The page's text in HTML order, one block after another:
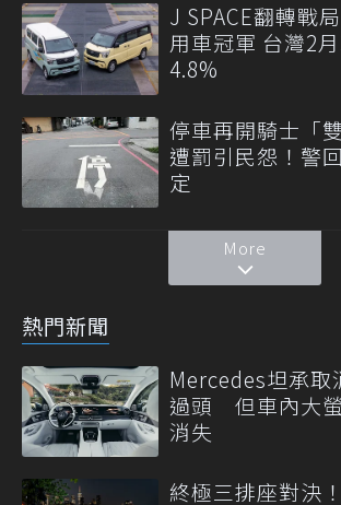
J SPACE翻轉戰
用車冠軍 台灣2
4.8%
停車再開騎士「
遭罰引民怨！警
定
More
熱門新聞
Mercedes坦承取
過頭 但車內大
消失
終極三排座對決